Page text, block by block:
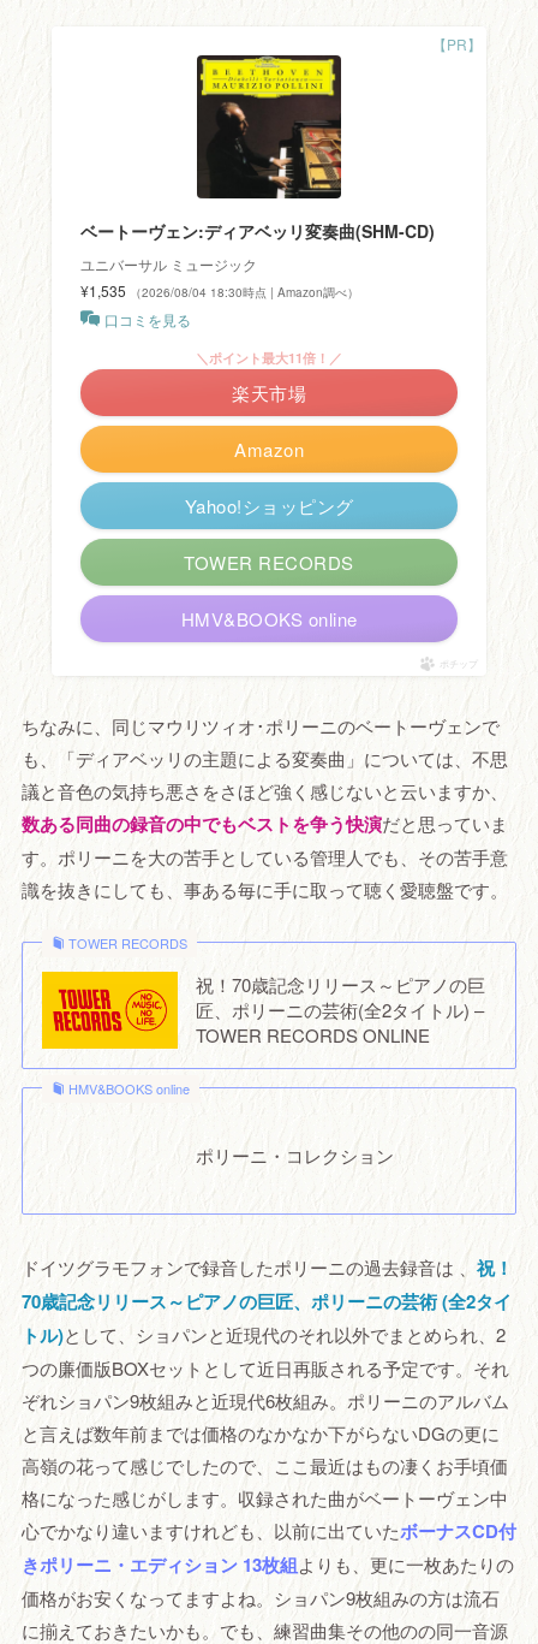
ベートーヴェン:ディアベッリ変奏曲(SHM-CD)
ユニバーサル ミュージック
¥1,535
（2026/08/04 18:30時点 | Amazon調べ）
口コミを見る
Amazon
＼ポイント最大11倍！／
楽天市場
Yahoo!ショッピング
TOWER RECORDS
HMV&BOOKS online
ポチップ
ちなみに、同じマウリツィオ･ポリーニのベートーヴェンで
も、「ディアベッリの主題による変奏曲」については、不思
議と音色の気持ち悪さをさほど強く感じないと云いますか、
数ある同曲の録音の中でもベストを争う快演だと思っていま
す。ポリーニを大の苦手としている管理人でも、その苦手意
識を抜きにしても、事ある毎に手に取って聴く愛聴盤です。
TOWER RECORDS
祝！70歳記念リリース～ピアノの巨
匠、ポリーニの芸術(全2タイトル) –
TOWER RECORDS ONLINE
HMV&BOOKS online
ポリーニ・コレクション
ドイツグラモフォンで録音したポリーニの過去録音は 、 祝！
70歳記念リリース～ピアノの巨匠、ポリーニの芸術 (全2タイ
トル)として、ショパンと近現代のそれ以外でまとめられ、2
つの廉価版BOXセットとして近日再販される予定です。それ
ぞれショパン9枚組みと近現代6枚組み。ポリーニのアルバム
と言えば数年前までは価格のなかなか下がらないDGの更に
高嶺の花って感じでしたので、ここ最近はもの凄くお手頃価
格になった感じがします。収録された曲がベートーヴェン中
心でかなり違いますけれども、以前に出ていたボーナスCD付
きポリーニ・エディション 13枚組よりも、更に一枚あたりの
価格がお安くなってますよね。ショパン9枚組みの方は流石
に揃えておきたいかも。でも、練習曲集その他のの同一音源